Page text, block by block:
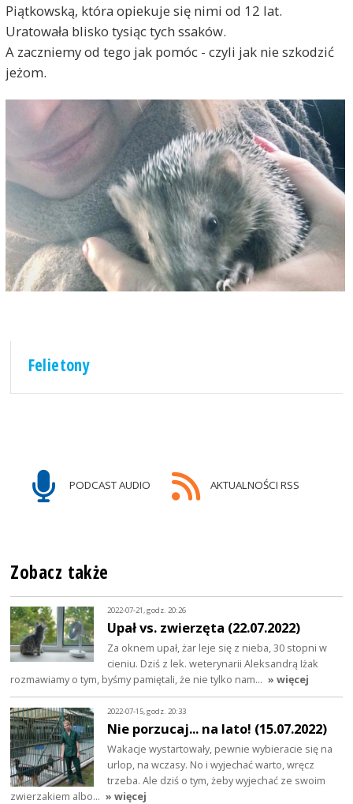
Piątkowską, która opiekuje się nimi od 12 lat.
Uratowała blisko tysiąc tych ssaków.
A zaczniemy od tego jak pomóc - czyli jak nie szkodzić
jeżom.
Felietony
PODCAST AUDIO AKTUALNOŚCI RSS
Zobacz także
2022-07-21, godz. 20:26
Upał vs. zwierzęta (22.07.2022)
Za oknem upał, żar leje się z nieba, 30 stopni w
cieniu. Dziś z lek. weterynarii Aleksandrą Iżak
rozmawiamy o tym, byśmy pamiętali, że nie tylko nam… » więcej
2022-07-15, godz. 20:33
Nie porzucaj... na lato! (15.07.2022)
Wakacje wystartowały, pewnie wybieracie się na
urlop, na wczasy. No i wyjechać warto, wręcz
trzeba. Ale dziś o tym, żeby wyjechać ze swoim
zwierzakiem albo… » więcej